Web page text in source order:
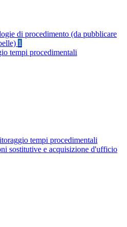
di procedimento (da pubblicare
1
tempi procedimentali
tempi procedimentali
sostitutive e acquisizione d'ufficio